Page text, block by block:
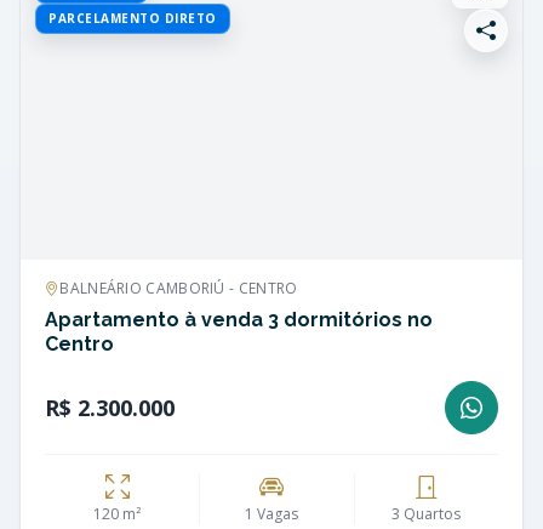
PARCELAMENTO DIRETO
BALNEÁRIO CAMBORIÚ - CENTRO
Apartamento à venda 3 dormitórios no
Centro
R$ 2.300.000
120 m² 1 Vagas 3 Quartos